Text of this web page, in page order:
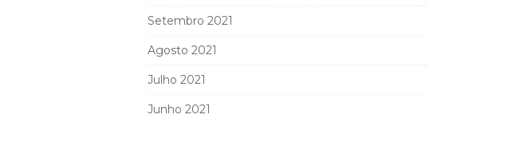
Setembro 2021
Agosto 2021
Julho 2021
Junho 2021